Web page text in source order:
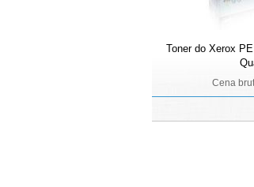
Toner do Xerox
Cena